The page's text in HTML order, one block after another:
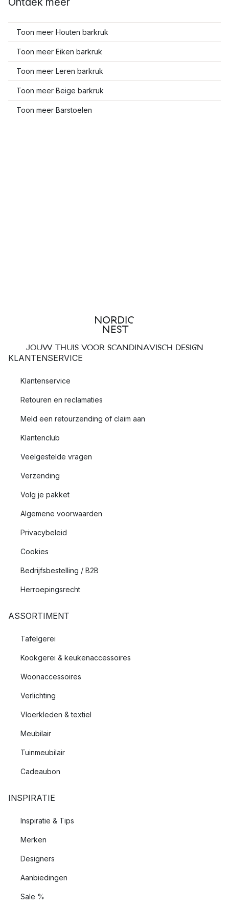
Toon meer Houten barkruk
Toon meer Eiken barkruk
Toon meer Leren barkruk
Toon meer Beige barkruk
Toon meer Barstoelen
JOUW THUIS VOOR SCANDINAVISCH DESIGN
KLANTENSERVICE
Klantenservice
Retouren en reclamaties
Meld een retourzending of claim aan
Klantenclub
Veelgestelde vragen
Verzending
Volg je pakket
Algemene voorwaarden
Privacybeleid
Cookies
Bedrijfsbestelling / B2B
Herroepingsrecht
ASSORTIMENT
Tafelgerei
Kookgerei & keukenaccessoires
Woonaccessoires
Verlichting
Vloerkleden & textiel
Meubilair
Tuinmeubilair
Cadeaubon
INSPIRATIE
Inspiratie & Tips
Merken
Designers
Aanbiedingen
Sale %